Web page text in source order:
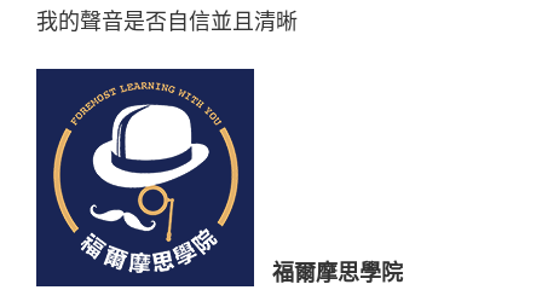
我的聲音是否自信並且清晰
福爾摩思學院